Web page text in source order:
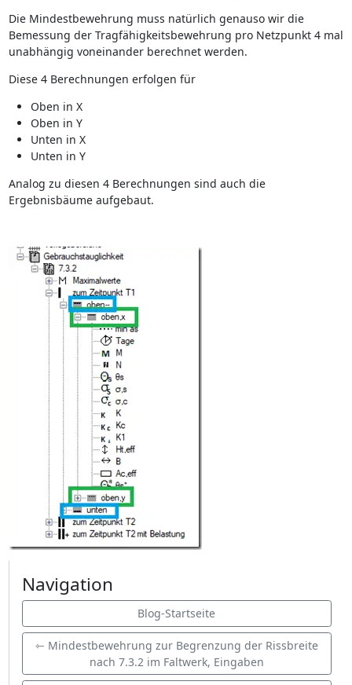
Die Mindestbewehrung muss natürlich genauso wir die
Bemessung der Tragfähigkeitsbewehrung pro Netzpunkt 4 mal
unabhängig voneinander berechnet werden.
Diese 4 Berechnungen erfolgen für
Oben in X
Oben in Y
Unten in X
Unten in Y
Analog zu diesen 4 Berechnungen sind auch die
Ergebnisbäume aufgebaut.
Navigation
Blog-Startseite
⇽ Mindestbewehrung zur Begrenzung der Rissbreite
nach 7.3.2 im Faltwerk, Eingaben